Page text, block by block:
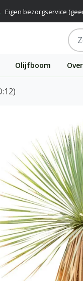
Eigen bezorgservice
Olijfboom